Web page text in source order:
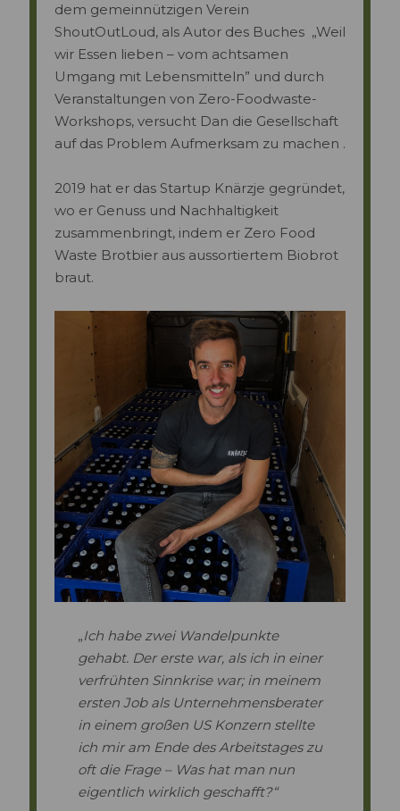
dem gemeinnützigen Verein
ShoutOutLoud, als Autor des Buches „Weil
wir Essen lieben – vom achtsamen
Umgang mit Lebensmitteln” und durch
Veranstaltungen von Zero-Foodwaste-
Workshops, versucht Dan die Gesellschaft
auf das Problem Aufmerksam zu machen .
2019 hat er das Startup Knärzje gegründet,
wo er Genuss und Nachhaltigkeit
zusammenbringt, indem er Zero Food
Waste Brotbier aus aussortiertem Biobrot
braut.
„Ich habe zwei Wandelpunkte
gehabt. Der erste war, als ich in einer
verfrühten Sinnkrise war; in meinem
ersten Job als Unternehmensberater
in einem großen US Konzern stellte
ich mir am Ende des Arbeitstages zu
oft die Frage – Was hat man nun
eigentlich wirklich geschafft?“